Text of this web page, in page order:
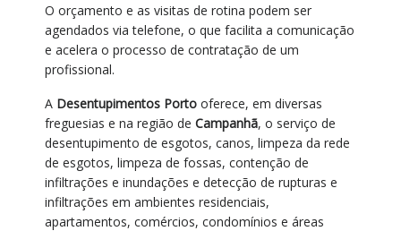
O orçamento e as visitas de rotina podem ser
agendados via telefone, o que facilita a comunicação
e acelera o processo de contratação de um
profissional.
A Desentupimentos Porto oferece, em diversas
freguesias e na região de Campanhã, o serviço de
desentupimento de esgotos, canos, limpeza da rede
de esgotos, limpeza de fossas, contenção de
infiltrações e inundações e detecção de rupturas e
infiltrações em ambientes residenciais,
apartamentos, comércios, condomínios e áreas